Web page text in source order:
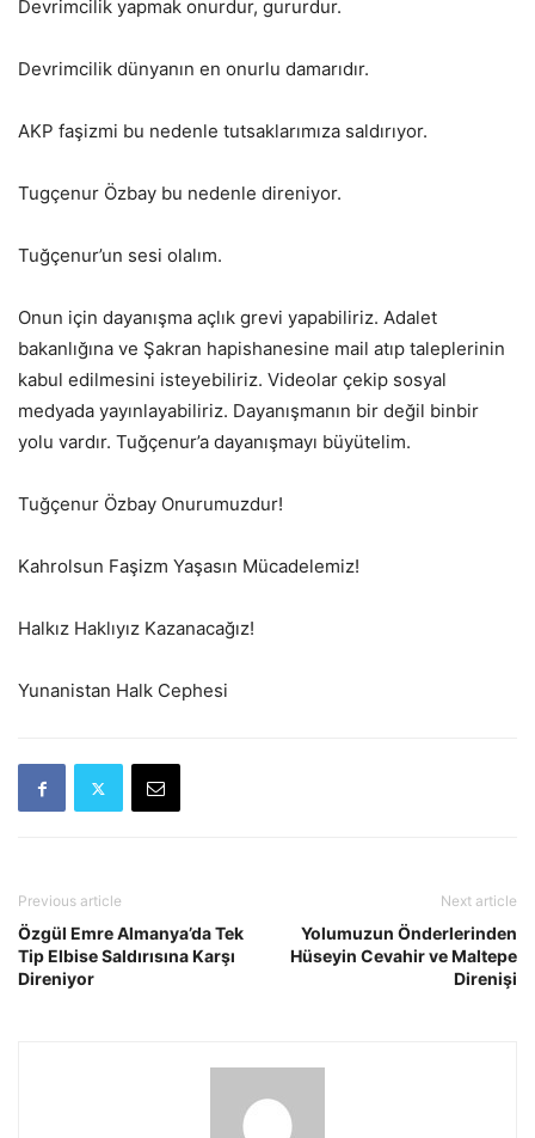
Devrimcilik yapmak onurdur, gururdur.
Devrimcilik dünyanın en onurlu damarıdır.
AKP faşizmi bu nedenle tutsaklarımıza saldırıyor.
Tugçenur Özbay bu nedenle direniyor.
Tuğçenur’un sesi olalım.
Onun için dayanışma açlık grevi yapabiliriz. Adalet
bakanlığına ve Şakran hapishanesine mail atıp taleplerinin
kabul edilmesini isteyebiliriz. Videolar çekip sosyal
medyada yayınlayabiliriz. Dayanışmanın bir değil binbir
yolu vardır. Tuğçenur’a dayanışmayı büyütelim.
Tuğçenur Özbay Onurumuzdur!
Kahrolsun Faşizm Yaşasın Mücadelemiz!
Halkız Haklıyız Kazanacağız!
Yunanistan Halk Cephesi
Previous article
Özgül Emre Almanya’da Tek
Tip Elbise Saldırısına Karşı
Direniyor
Next article
Yolumuzun Önderlerinden
Hüseyin Cevahir ve Maltepe
Direnişi